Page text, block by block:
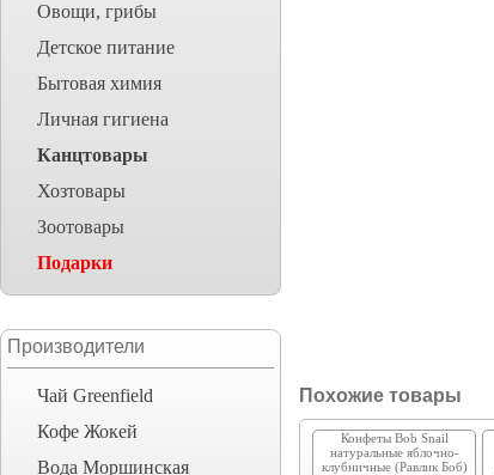
Овощи, грибы
Детское питание
Бытовая химия
Личная гигиена
Канцтовары
Хозтовары
Зоотовары
Подарки
Производители
Чай Greenfield
Кофе Жокей
Вода Моршинская
Похожие товары
Конфеты Bob Snail
натуральные яблочно-
клубничные (Равлик Боб)